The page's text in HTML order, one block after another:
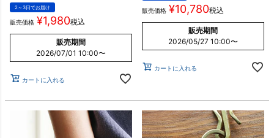
2～3日でお届け
販売価格 ¥1,980税込
販売期間
2026/07/01 10:00〜
カートに入れる
販売価格 ¥10,780税込
販売期間
2026/05/27 10:00〜
カートに入れる